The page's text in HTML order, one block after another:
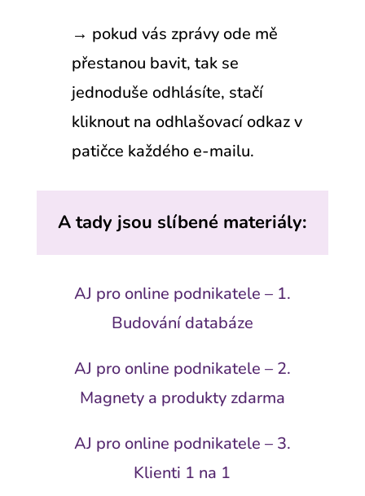
→ pokud vás zprávy ode mě
přestanou bavit, tak se
jednoduše odhlásíte, stačí
kliknout na odhlašovací odkaz v
patičce každého e-mailu.
A tady jsou slíbené materiály:
AJ pro online podnikatele – 1.
Budování databáze
AJ pro online podnikatele – 2.
Magnety a produkty zdarma
AJ pro online podnikatele – 3.
Klienti 1 na 1